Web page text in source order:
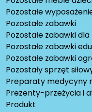
Pozostałe
Pozostałe zabawki
Pozostałe zabawki
Pozostałe zabawki
Pozostałe zabawki
Pozostały sprzęt
Preparaty medycyny
Prezenty-przeżycia i
Produkt